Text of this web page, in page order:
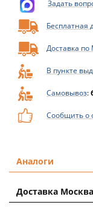
Задать
Бесплатная
Доставка
В пункте
Самовывоз:
Сообщить о
Аналоги
Доставка